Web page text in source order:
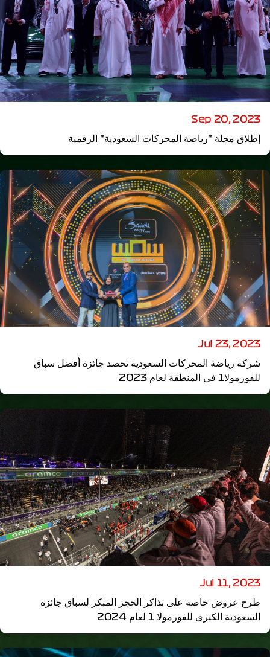
Sep 20, 2023
إطلاق مجلة "رياضة المحركات السعودية" الرقمية
Jul 23, 2023
شركة رياضة المحركات السعودية تحصد جائزة أفضل سباق
للفورمولا1 في المنطقة لعام 2023
Jul 11, 2023
طرح عروض خاصة على تذاكر الحجز المبكر لسباق جائزة
السعودية الكبرى للفورمولا 1 لعام 2024